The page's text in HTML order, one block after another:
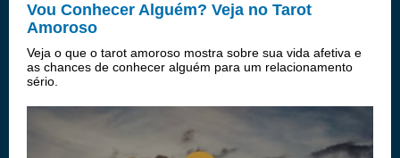
Vou Conhecer Alguém? Veja no Tarot
Amoroso
Veja o que o tarot amoroso mostra sobre sua vida afetiva e
as chances de conhecer alguém para um relacionamento
sério.